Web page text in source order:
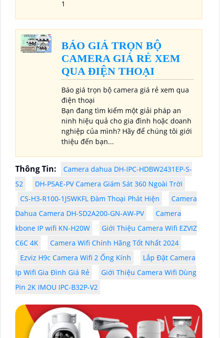
1
BÁO GIÁ TRỌN BỘ
CAMERA GIÁ RẺ XEM
QUA ĐIỆN THOẠI
Báo giá trọn bộ camera giá rẻ xem qua
điện thoại
Bạn đang tìm kiếm một giải pháp an
ninh hiệu quả cho gia đình hoặc doanh
nghiệp của mình? Hãy để chúng tôi giới
thiệu đến bạn...
Thông Tin:
Camera dahua DH-IPC-HDBW2431EP-S-
S2
DH-P5AE-PV Camera Giám Sát 360 Ngoài Trời
CS-H3-R100-1J5WKFL Đàm Thoại Phát Hiện
Camera
Dahua Camera DH-SD2A200-GN-AW-PV
Camera
kbone IP wifi KN-H20W
Giới Thiệu Camera Wifi EZVIZ
C6C 4K
Camera Wifi Chính Hãng Tốt Nhất 2024
Ezviz H9c Camera Wifi 2 Ống Kính
Lắp Đặt Camera
Ip Wifi Gia Đình Giá Rẻ
Giới Thiệu Camera Wifi Dùng
Pin 2K IMOU IPC-B32P-V2